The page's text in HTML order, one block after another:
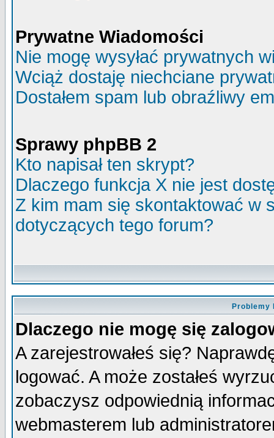
Prywatne Wiadomości
Nie mogę wysyłać prywatnych
Wciąż dostaję niechciane
Dostałem spam lub obraźliwy
Sprawy phpBB 2
Kto napisał ten skrypt?
Dlaczego funkcja X nie jest
Z kim mam się skontaktować w
dotyczących tego forum?
Problemy
Dlaczego nie mogę się
A zarejestrowałeś się?
logować. A może zostałeś
zobaczysz odpowiednią
webmasterem lub